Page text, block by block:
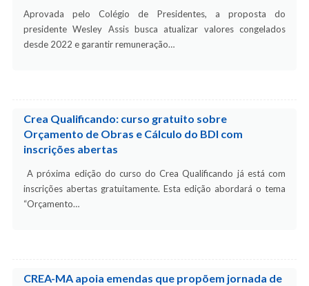
Aprovada pelo Colégio de Presidentes, a proposta do
presidente Wesley Assis busca atualizar valores congelados
desde 2022 e garantir remuneração…
Crea Qualificando: curso gratuito sobre
Orçamento de Obras e Cálculo do BDI com
inscrições abertas
A próxima edição do curso do Crea Qualificando já está com
inscrições abertas gratuitamente. Esta edição abordará o tema
“Orçamento…
CREA-MA apoia emendas que propõem jornada de